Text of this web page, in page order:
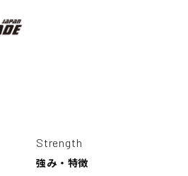
Strength
強み・特徴